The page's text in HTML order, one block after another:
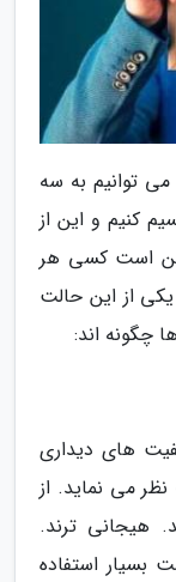
می توانیم به سه
3 - لمسی تقسیم کنیم و این از
است کسی هر
از این حالت
چگونه اند:
های دیداری
می نماید. از
هیجانی ترند.
بسیار استفاده